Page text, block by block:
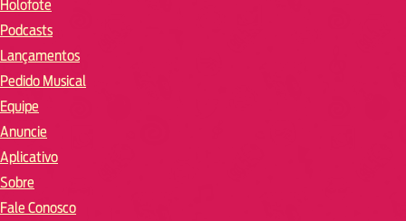
Holofote
Podcasts
Lançamentos
Pedido Musical
Equipe
Anuncie
Aplicativo
Sobre
Fale Conosco